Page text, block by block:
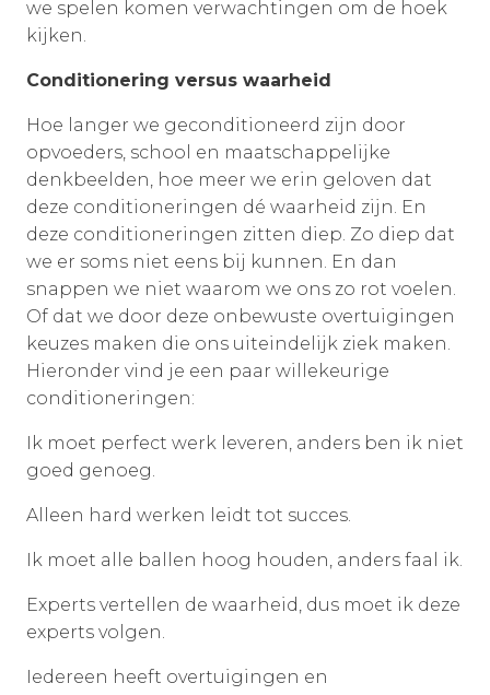
we spelen komen verwachtingen om de hoek
kijken.
Conditionering versus waarheid
Hoe langer we geconditioneerd zijn door
opvoeders, school en maatschappelijke
denkbeelden, hoe meer we erin geloven dat
deze conditioneringen dé waarheid zijn. En
deze conditioneringen zitten diep. Zo diep dat
we er soms niet eens bij kunnen. En dan
snappen we niet waarom we ons zo rot voelen.
Of dat we door deze onbewuste overtuigingen
keuzes maken die ons uiteindelijk ziek maken.
Hieronder vind je een paar willekeurige
conditioneringen:
Ik moet perfect werk leveren, anders ben ik niet
goed genoeg.
Alleen hard werken leidt tot succes.
Ik moet alle ballen hoog houden, anders faal ik.
Experts vertellen de waarheid, dus moet ik deze
experts volgen.
Iedereen heeft overtuigingen en